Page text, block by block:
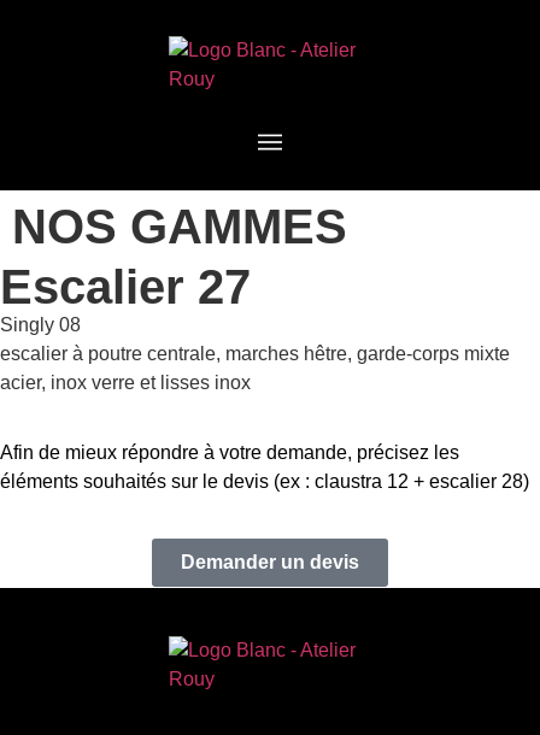
NOS GAMMES
Escalier 27
Singly 08
escalier à poutre centrale, marches hêtre, garde-corps mixte
acier, inox verre et lisses inox
Afin de mieux répondre à votre demande, précisez les
éléments souhaités sur le devis (ex : claustra 12 + escalier 28)
Demander un devis